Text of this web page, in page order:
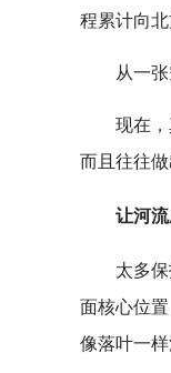
程累计向
从一
现在
而且往往
让河
太多
面核心位
像落叶一